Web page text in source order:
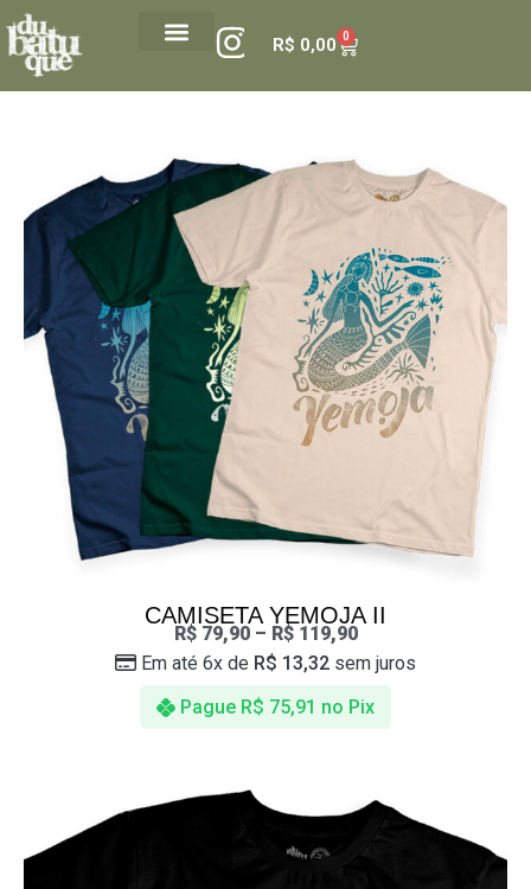
R$ 0,00 0
CAMISETA YEMOJA II
R$79,90– R$119,90
Pague R$ 75,91 no Pix
Em até 6x de R$ 13,32 sem juros